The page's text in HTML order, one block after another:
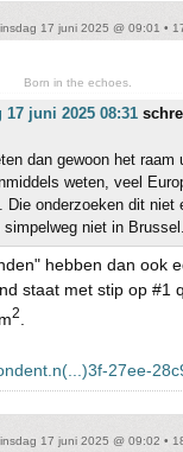
17 juni 2025 @ 09:01 •
Born in the echoes.
17 juni 2025 08:31
dan gewoon het raam
weten, veel
Die onderzoeken dit niet
niet in Brussel.
hebben dan ook
staat met stip op #1
2
27ee-
17 juni 2025 @ 09:02 •